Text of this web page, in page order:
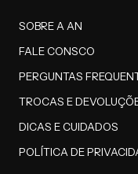
SOBRE A AN
FALE CONSCO
PERGUNTAS
TROCAS E
DICAS E CUIDADOS
POLÍTICA DE